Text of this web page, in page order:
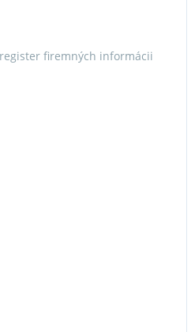
firemných informácii